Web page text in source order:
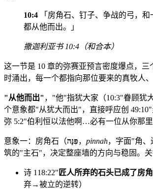
10:4 「房角石、钉子、争战的弓，和
都从他而出。」
撒迦利亚书 10:4（和合本）
这一节是 10 章的弥赛亚预言密度爆点，三
时涌出，每一个都指向那位要来的真牧人、
"从他而出" ，"他"指犹大家（10:3"眷顾犹
个意象都"从犹大而出"，直接呼应创
弥 5:2"伯利恒以法他啊…必有一位从你那里
意象一：房角石（פִּנָּה， pinnah，字面"角
筑的"主石"，决定整座墙的方向与稳固。关
诗 118:22" 匠人所弃的石头已成了房
弃→被立的逆转）